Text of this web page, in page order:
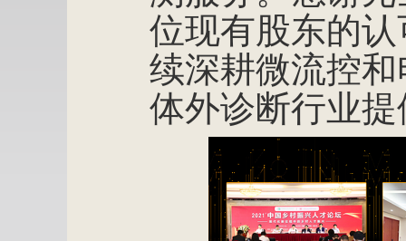
位现有股东的
续深耕微流控
体外诊断行业